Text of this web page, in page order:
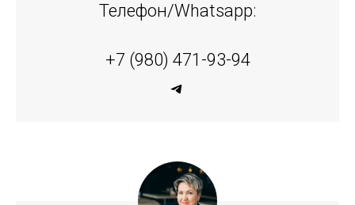
Телефон/Whatsapp:
+7 (980) 471-93-94